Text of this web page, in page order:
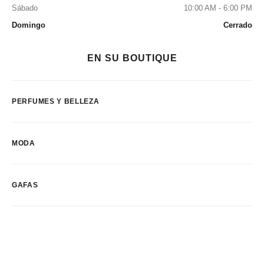
Sábado
10:00 AM - 6:00 PM
Domingo
Cerrado
EN SU BOUTIQUE
PERFUMES Y BELLEZA
MODA
GAFAS